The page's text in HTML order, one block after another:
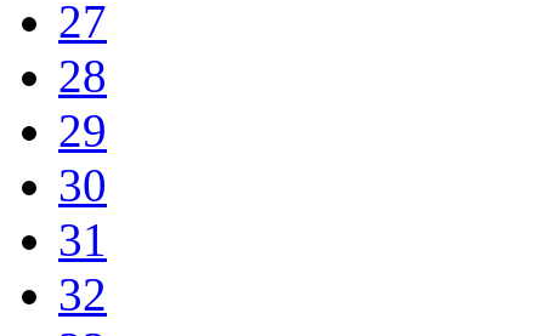
27
28
29
30
31
32